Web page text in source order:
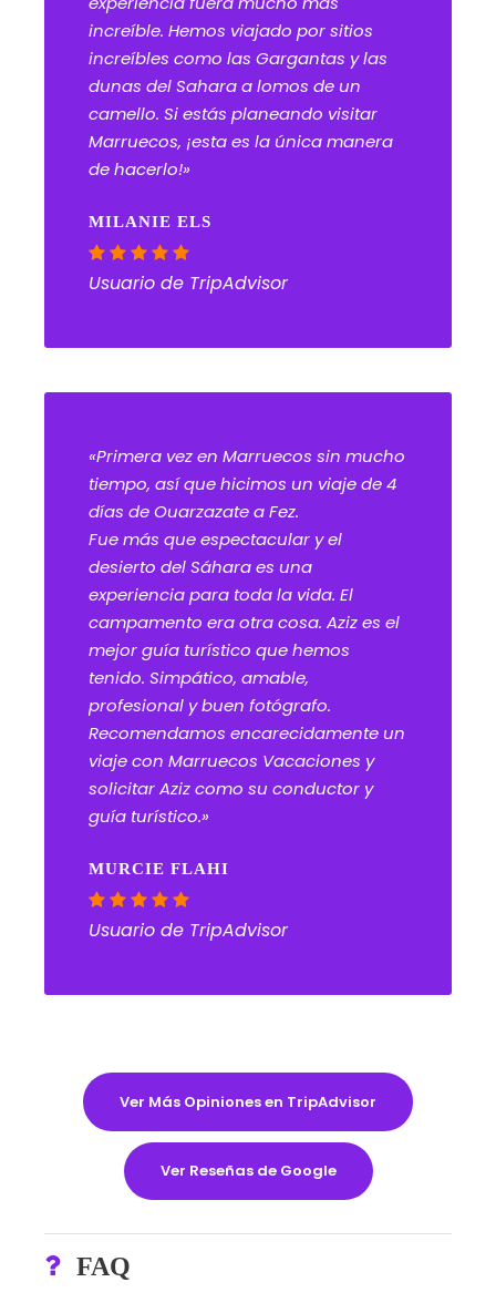
increíble. Hemos viajado por sitios
increíbles como las Gargantas y las
dunas del Sahara a lomos de un
camello. Si estás planeando visitar
Marruecos, ¡esta es la única manera
de hacerlo!»
MILANIE ELS
Usuario de TripAdvisor
«Primera vez en Marruecos sin mucho
tiempo, así que hicimos un viaje de 4
días de Ouarzazate a Fez.
Fue más que espectacular y el
desierto del Sáhara es una
experiencia para toda la vida. El
campamento era otra cosa. Aziz es el
mejor guía turístico que hemos
tenido. Simpático, amable,
profesional y buen fotógrafo.
Recomendamos encarecidamente un
viaje con Marruecos Vacaciones y
solicitar Aziz como su conductor y
guía turístico.»
MURCIE FLAHI
Usuario de TripAdvisor
Ver Más Opiniones en TripAdvisor
Ver Reseñas de Google
FAQ